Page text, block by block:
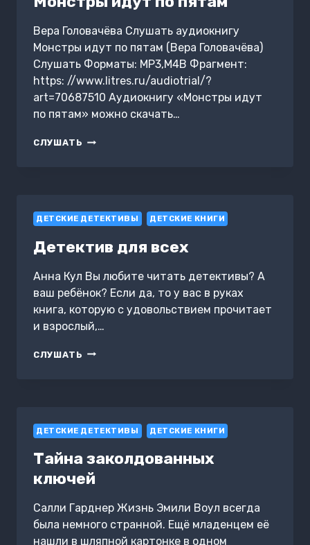
Вера Головачёва Слушать аудиокнигу
Монстры идут по пятам (Вера Головачёва)
Слушать Форматы: MP3,M4B Фрагмент:
https: //www.litres.ru/audiotrial/?
art=70687510 Аудиокнигу «Монстры идут
по пятам» можно скачать…
СЛУШАТЬ МОНСТРЫ
ДЕТСКИЕ ДЕТЕКТИВЫ ДЕТСКИЕ КНИГИ
Детектив для всех
Анна Кул Вы любите читать детективы? А
ваш ребёнок? Если да, то у вас в руках
книга, которую с удовольствием прочитает
и взрослый,…
СЛУШАТЬ ДЕТЕКТИВ
ДЕТСКИЕ ДЕТЕКТИВЫ ДЕТСКИЕ КНИГИ
Тайна заколдованных
ключей
Салли Гарднер Жизнь Эмили Воул всегда
была немного странной. Ещё младенцем её
нашли в шляпной картонке в одном